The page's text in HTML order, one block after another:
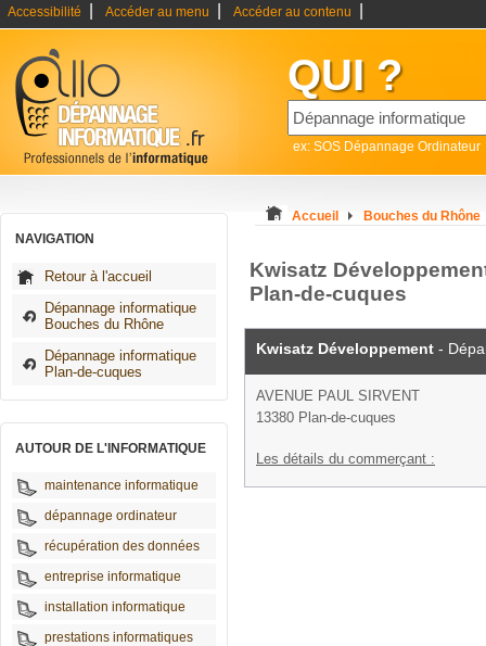
Accessibilité Accéder au menu Accéder au contenu
QUI ?
ex: SOS Dépannage Ordinateur
NAVIGATION
Retour à l'accueil
Dépannage informatique
Bouches du Rhône
Dépannage informatique
Plan-de-cuques
AUTOUR DE L'INFORMATIQUE
maintenance informatique
dépannage ordinateur
récupération des données
entreprise informatique
installation informatique
prestations informatiques
Accueil Bouches du Rhône
Kwisatz
Plan-de-cuques
Kwisatz Développement -
AVENUE PAUL SIRVENT
13380 Plan-de-cuques
Les détails du commerçant :